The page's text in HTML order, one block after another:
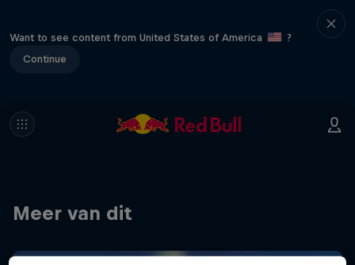
Want to see content from United States of America
?
Continue
Meer van dit